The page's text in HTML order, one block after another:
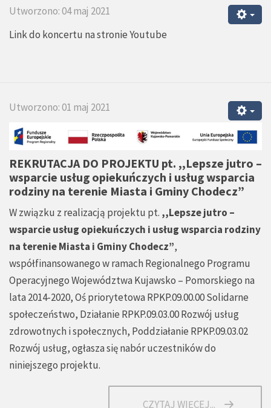
Utworzono: 04 maj 2021
Link do koncertu na stronie Youtube
Utworzono: 01 maj 2021
REKRUTACJA DO PROJEKTU pt. ,,Lepsze jutro –
wsparcie usług opiekuńczych i usług wsparcia
rodziny na terenie Miasta i Gminy Chodecz”
W związku z realizacją projektu pt. ,,Lepsze jutro –
wsparcie usług opiekuńczych i usług wsparcia rodziny
na terenie Miasta i Gminy Chodecz”,
współfinansowanego w ramach Regionalnego Programu
Operacyjnego Województwa Kujawsko – Pomorskiego na
lata 2014-2020, Oś priorytetowa RPKP.09.00.00 Solidarne
społeczeństwo, Działanie RPKP.09.03.00 Rozwój usług
zdrowotnych i społecznych, Poddziałanie RPKP.09.03.02
Rozwój usług, ogłasza się nabór uczestników do
niniejszego projektu.
CZYTAJ WIĘCEJ...